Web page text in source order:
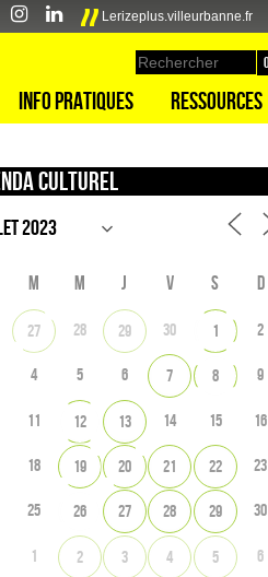
Lerizeplus.villeurbanne.fr
Info pratiques Ressources
culturel
M M J V S D
27 28 29 30 1 2
4 5 6 7 8 9
11 12 13 14 15 16
18 19 20 21 22 23
25 26 27 28 29 30
1 2 3 4 5 6